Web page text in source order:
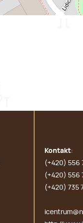
Kontakt:
(+420) 556
(+420) 556
(+420) 735